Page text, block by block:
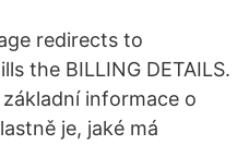
redirects to
the BILLING DETAILS.
informace o
je, jaké má